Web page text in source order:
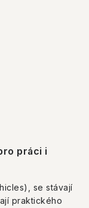
práci i
se stávají
praktického